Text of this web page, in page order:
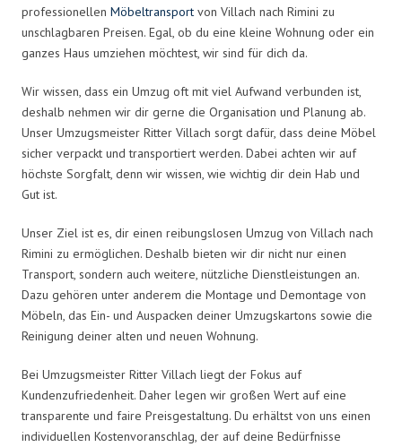
professionellen Möbeltransport von Villach nach Rimini zu
unschlagbaren Preisen. Egal, ob du eine kleine Wohnung oder ein
ganzes Haus umziehen möchtest, wir sind für dich da.
Wir wissen, dass ein Umzug oft mit viel Aufwand verbunden ist,
deshalb nehmen wir dir gerne die Organisation und Planung ab.
Unser Umzugsmeister Ritter Villach sorgt dafür, dass deine Möbel
sicher verpackt und transportiert werden. Dabei achten wir auf
höchste Sorgfalt, denn wir wissen, wie wichtig dir dein Hab und
Gut ist.
Unser Ziel ist es, dir einen reibungslosen Umzug von Villach nach
Rimini zu ermöglichen. Deshalb bieten wir dir nicht nur einen
Transport, sondern auch weitere, nützliche Dienstleistungen an.
Dazu gehören unter anderem die Montage und Demontage von
Möbeln, das Ein- und Auspacken deiner Umzugskartons sowie die
Reinigung deiner alten und neuen Wohnung.
Bei Umzugsmeister Ritter Villach liegt der Fokus auf
Kundenzufriedenheit. Daher legen wir großen Wert auf eine
transparente und faire Preisgestaltung. Du erhältst von uns einen
individuellen Kostenvoranschlag, der auf deine Bedürfnisse